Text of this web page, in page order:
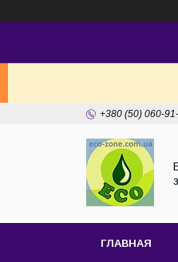
+380 (50) 060-
ГЛАВНАЯ